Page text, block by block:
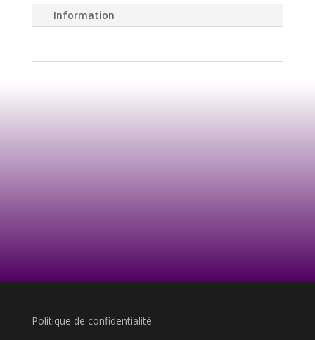
Information
Politique de confidentialité